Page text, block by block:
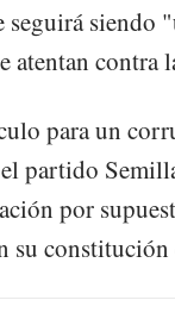
seguirá siendo
atentan contra
para un
partido
por
su constitución